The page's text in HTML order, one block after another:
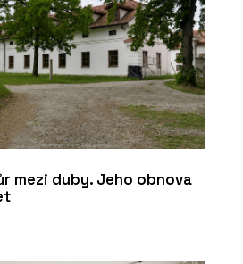
mezi duby. Jeho obnova